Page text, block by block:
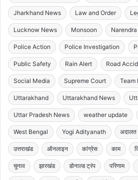
Jharkhand News Law and Order
Lucknow News Monsoon
Police Action Police Investigation
Public Safety Rain Alert Road
Social Media Supreme Court Team
Uttarakhand Uttarakhand News
Uttar Pradesh News weather update
West Bengal Yogi Adityanath अदालत
उत्तराखंड ऑनलाइन कांग्रेस काम
चुनाव झारखंड डोनाल्ड ट्रंप परिणाम